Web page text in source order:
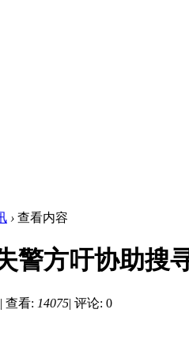
› 查看内容
警方吁协助搜
| 查看: 14075| 评论: 0